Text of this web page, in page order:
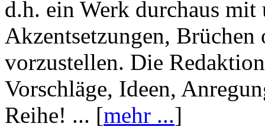
d.h. ein Werk durchaus mit
Akzentsetzungen, Brüchen
vorzustellen. Die
Vorschläge, Ideen,
Reihe! ... [mehr ...]